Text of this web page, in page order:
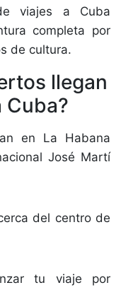
viajes a Cuba
completa por
de cultura.
llegan
Cuba?
en La Habana
José Martí
del centro de
tu viaje por